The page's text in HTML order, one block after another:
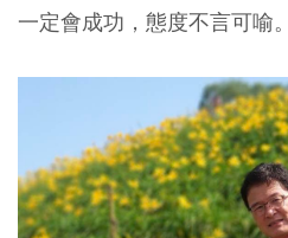
一定會成功，態度不言可喻。